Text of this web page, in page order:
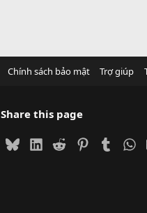
Chính sách bảo mật Trợ giúp
Share this page
BlueskyLinkedIn
Reddit PinterestTumblr